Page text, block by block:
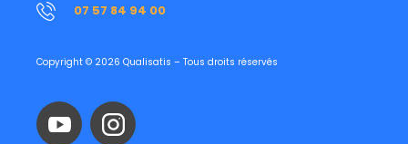
07 57 84 94 00
Copyright © 2026 Qualisatis – Tous droits réservés